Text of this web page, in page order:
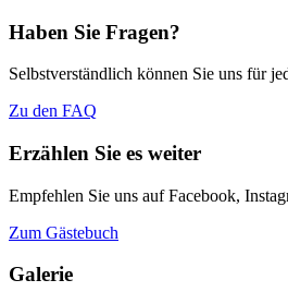
Haben Sie Fragen?
Selbstverständlich können Sie uns für
Zu den FAQ
Erzählen Sie es weiter
Empfehlen Sie uns auf Facebook,
Zum Gästebuch
Galerie